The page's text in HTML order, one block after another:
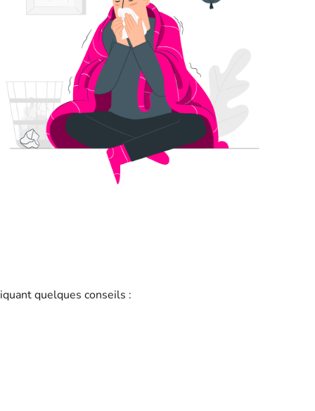
quelques conseils :